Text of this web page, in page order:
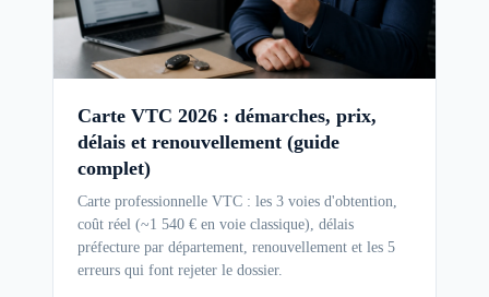
Carte VTC 2026 : démarches, prix,
délais et renouvellement (guide
complet)
Carte professionnelle VTC : les 3 voies d'obtention,
coût réel (~1 540 € en voie classique), délais
préfecture par département, renouvellement et les 5
erreurs qui font rejeter le dossier.